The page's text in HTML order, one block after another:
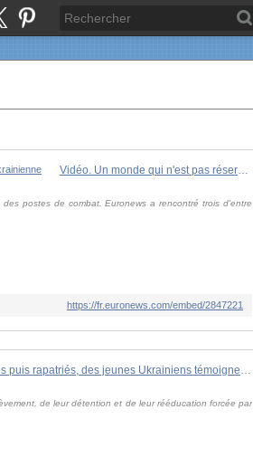
Vidéo. Un monde qui n'est pas réservé aux hommes : comment les femmes changent l'armée ukrainienne
postes de combat. Euronews a rencontré trois d'entre
https://fr.euronews.com/embed/2847221
Enlevés puis rapatriés, des jeunes Ukrainiens témoignent de leur captivité en Russie
de leur détention et de leur rééducation forcée par